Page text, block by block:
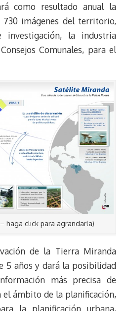
como resultado anual la
imágenes del territorio,
la industria
Comunales, para el
haga click para agrandarla)
de la Tierra Miranda
5 años y dará la posibilidad
más precisa de
ámbito de la planificación,
la planificación urbana,